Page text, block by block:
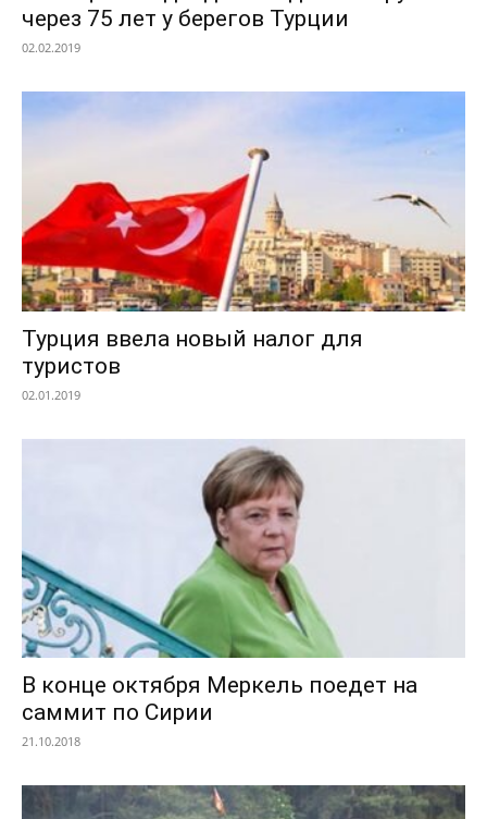
через 75 лет у берегов Турции
02.02.2019
Турция ввела новый налог для
туристов
02.01.2019
В конце октября Меркель поедет на
саммит по Сирии
21.10.2018